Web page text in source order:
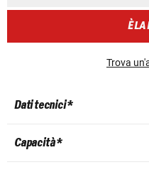
È LA
Trova
Dati tecnici *
Capacità *